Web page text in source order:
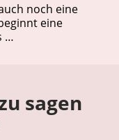
noch eine
eine
…
sagen